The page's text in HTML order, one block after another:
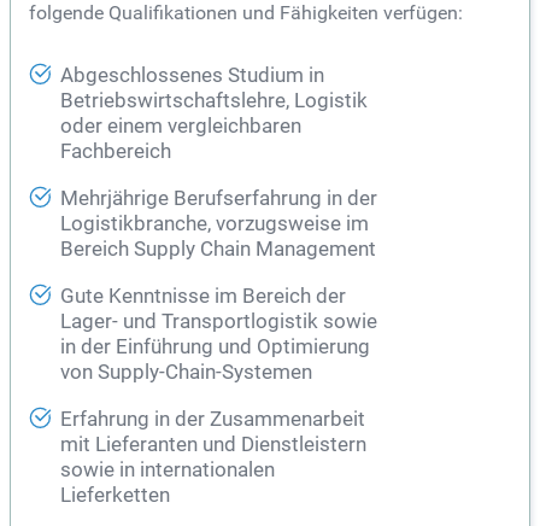
folgende Qualifikationen und Fähigkeiten verfügen:
Abgeschlossenes Studium in
Betriebswirtschaftslehre, Logistik
oder einem vergleichbaren
Fachbereich
Mehrjährige Berufserfahrung in der
Logistikbranche, vorzugsweise im
Bereich Supply Chain Management
Gute Kenntnisse im Bereich der
Lager- und Transportlogistik sowie
in der Einführung und Optimierung
von Supply-Chain-Systemen
Erfahrung in der Zusammenarbeit
mit Lieferanten und Dienstleistern
sowie in internationalen
Lieferketten